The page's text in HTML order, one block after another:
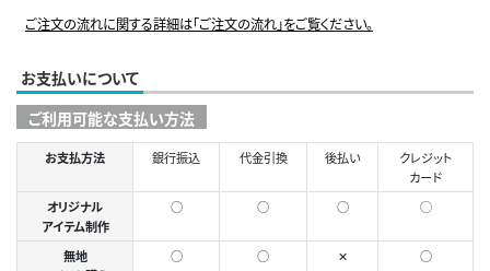
ご注文の流れに関する詳細は「ご注文の流れ」をご覧ください。
お支払いについて
ご利用可能な支払い方法
お支払方法 銀行振込 代金引換 後払い
クレジット
カード
オリジナル
アイテム制作
○ ○ ○ ◯
無地
○ ○ ✕ ○